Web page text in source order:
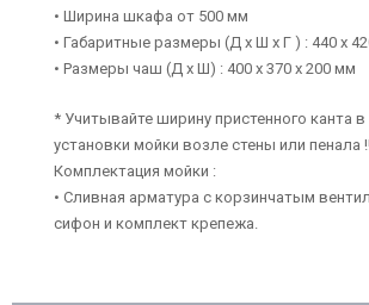
• Ширина шкафа от 500 мм
• Габаритные размеры (Д х Ш х Г ) : 440 х
• Размеры чаш (Д х Ш) : 400 х 370 х 200 мм
* Учитывайте ширину пристенного канта в
установки мойки возле стены или пенала
Комплектация мойки :
• Сливная арматура с корзинчатым
сифон и комплект крепежа.